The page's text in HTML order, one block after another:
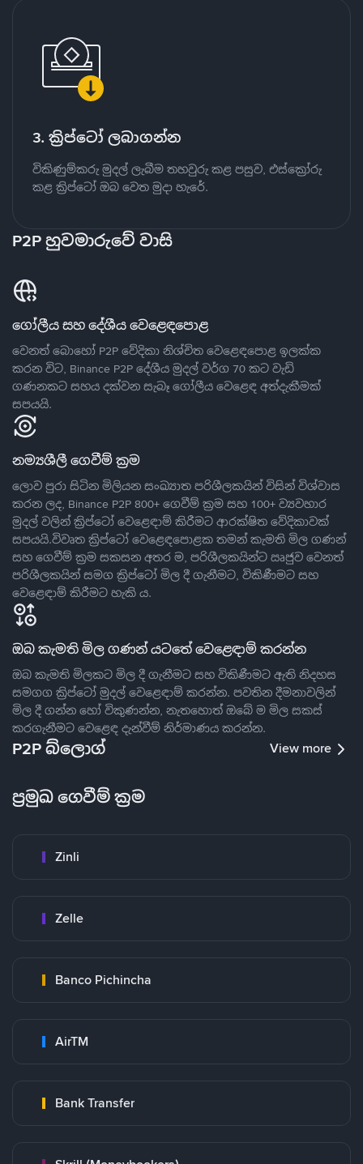
3. ක්‍රිප්ටෝ ලබාගන්න
විකිණුම්කරු මුදල් ලැබීම තහවුරු කළ පසුව, එස්ක්‍රෝරු
කළ ක්‍රිප්ටෝ ඔබ වෙත මුදා හැරේ.
P2P හුවමාරුවේ වාසි
ගෝලීය සහ දේශීය වෙළෙඳපොළ
වෙනත් බොහෝ P2P වේදිකා නිශ්චිත වෙළෙඳපොළ ඉලක්ක
කරන විට, Binance P2P දේශීය මුදල් වර්ග 70 කට වැඩි
ගණනකට සහය දක්වන සැබෑ ගෝලීය වෙළෙඳ අත්දැකීමක්
සපයයි.
නම්‍යශීලී ගෙවීම් ක්‍රම
ලොව පුරා සිටින මිලියන සංඛ්‍යාත පරිශීලකයින් විසින් විශ්වාස
කරන ලද, Binance P2P 800+ ගෙවීම් ක්‍රම සහ 100+ ව්‍යවහාර
මුදල් වලින් ක්‍රිප්ටෝ වෙළෙඳාම් කිරීමට ආරක්ෂිත වේදිකාවක්
සපයයි.විවෘත ක්‍රිප්ටෝ වෙළෙඳපොළක තමන් කැමති මිල ගණන්
සහ ගෙවීම් ක්‍රම සකසන අතර ම, පරිශීලකයින්ට ඍජුව වෙනත්
පරිශීලකයින් සමග ක්‍රිප්ටෝ මිල දී ගැනීමට, විකිණීමට සහ
වෙළෙඳාම් කිරීමට හැකි ය.
ඔබ කැමති මිල ගණන් යටතේ වෙළෙඳාම් කරන්න
ඔබ කැමති මිලකට මිල දී ගැනීමට සහ විකිණීමට ඇති නිදහස
සමගග ක්‍රිප්ටෝ මුදල් වෙළෙඳාම් කරන්න. පවතින දීමනාවලින්
මිල දී ගන්න හෝ විකුණන්න, නැතහොත් ඔබේ ම මිල සකස්
කරගැනීමට වෙළෙඳ දැන්වීම් නිර්මාණය කරන්න.
P2P බ්ලොග් View more
ප්‍රමුඛ ගෙවීම් ක්‍රම
Zinli
Zelle
Banco Pichincha
AirTM
Bank Transfer